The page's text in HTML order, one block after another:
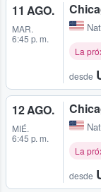
11 AGO.
MAR.
6:45 p. m.
La
desde
12 AGO.
MIÉ.
6:45 p. m.
La
desde